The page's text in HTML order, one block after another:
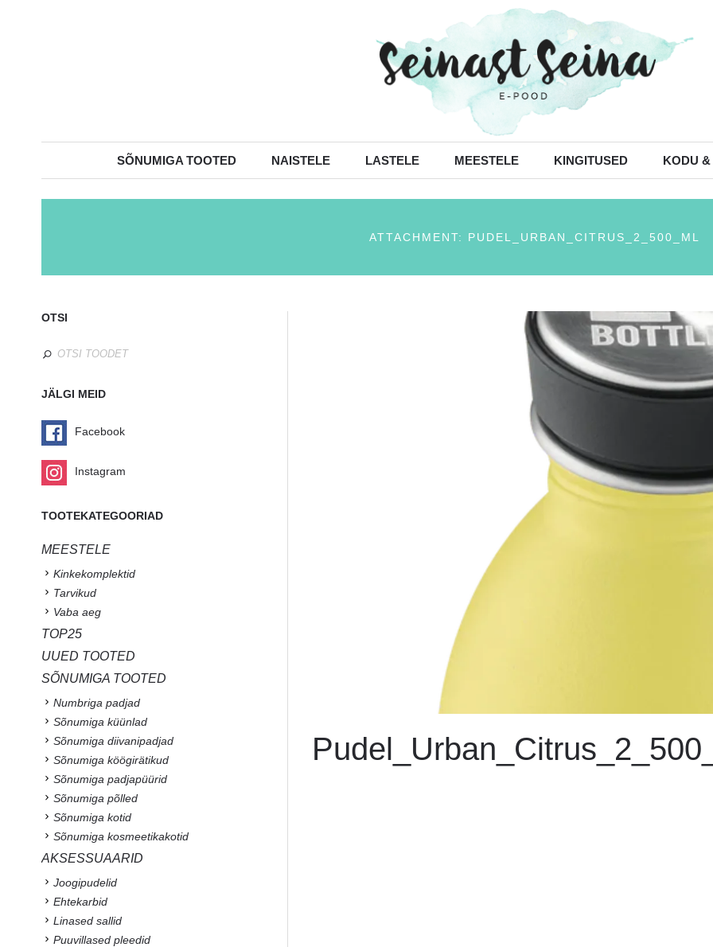
SÕNUMIGA TOOTED NAISTELE LASTELE MEESTELE KINGITUSED KODU &
ATTACHMENT: PUDEL_URBAN_CITRUS_2_500_ML
OTSI
JÄLGI MEID
Facebook
Instagram
TOOTEKATEGOORIAD
MEESTELE
Kinkekomplektid
Tarvikud
Vaba aeg
TOP25
UUED TOOTED
SÕNUMIGA TOOTED
Numbriga padjad
Sõnumiga küünlad
Sõnumiga diivanipadjad
Sõnumiga köögirätikud
Sõnumiga padjapüürid
Sõnumiga põlled
Sõnumiga kotid
Sõnumiga kosmeetikakotid
AKSESSUAARID
Joogipudelid
Ehtekarbid
Linased sallid
Puuvillased pleedid